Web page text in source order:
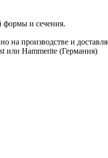
формы и сечения.
на производстве и
или Hammerite (Германия)